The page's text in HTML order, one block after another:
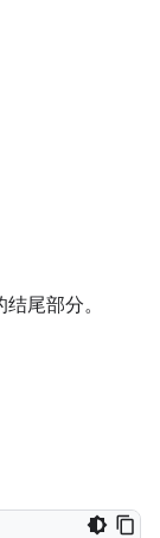
尾部分。